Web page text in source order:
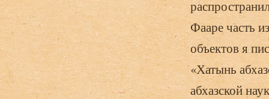
Фааре часть
объектов я
«Хатынь
абхазской